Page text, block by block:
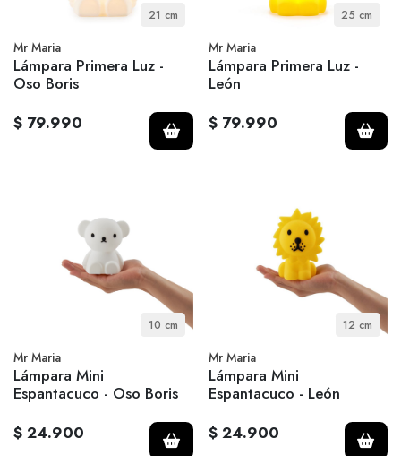
21 cm
Mr Maria
Lámpara Primera Luz -
Oso Boris
$ 79.990
25 cm
Mr Maria
Lámpara Primera Luz -
León
$ 79.990
10 cm
Mr Maria
Lámpara Mini
Espantacuco - Oso Boris
$ 24.900
12 cm
Mr Maria
Lámpara Mini
Espantacuco - León
$ 24.900